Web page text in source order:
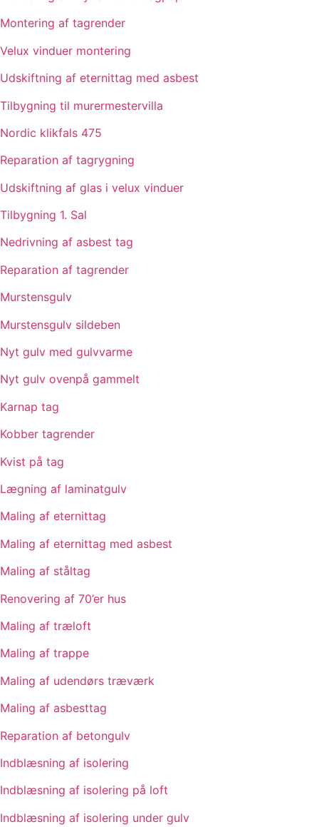
Montering af tagrender
Velux vinduer montering
Udskiftning af eternittag med asbest
Tilbygning til murermestervilla
Nordic klikfals 475
Reparation af tagrygning
Udskiftning af glas i velux vinduer
Tilbygning 1. Sal
Nedrivning af asbest tag
Reparation af tagrender
Murstensgulv
Murstensgulv sildeben
Nyt gulv med gulvvarme
Nyt gulv ovenpå gammelt
Karnap tag
Kobber tagrender
Kvist på tag
Lægning af laminatgulv
Maling af eternittag
Maling af eternittag med asbest
Maling af ståltag
Renovering af 70’er hus
Maling af træloft
Maling af trappe
Maling af udendørs træværk
Maling af asbesttag
Reparation af betongulv
Indblæsning af isolering
Indblæsning af isolering på loft
Indblæsning af isolering under gulv